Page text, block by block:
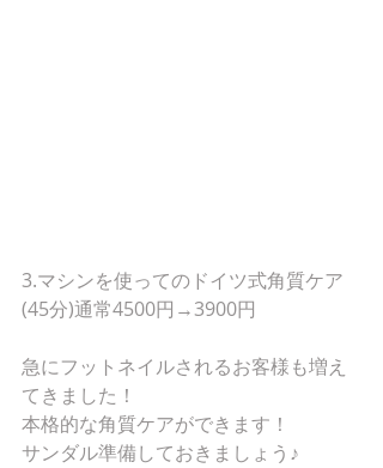
3.マシンを使ってのドイツ式角質ケア
(45分)通常4500円→3900円
急にフットネイルされるお客様も増え
てきました！
本格的な角質ケアができます！
サンダル準備しておきましょう♪